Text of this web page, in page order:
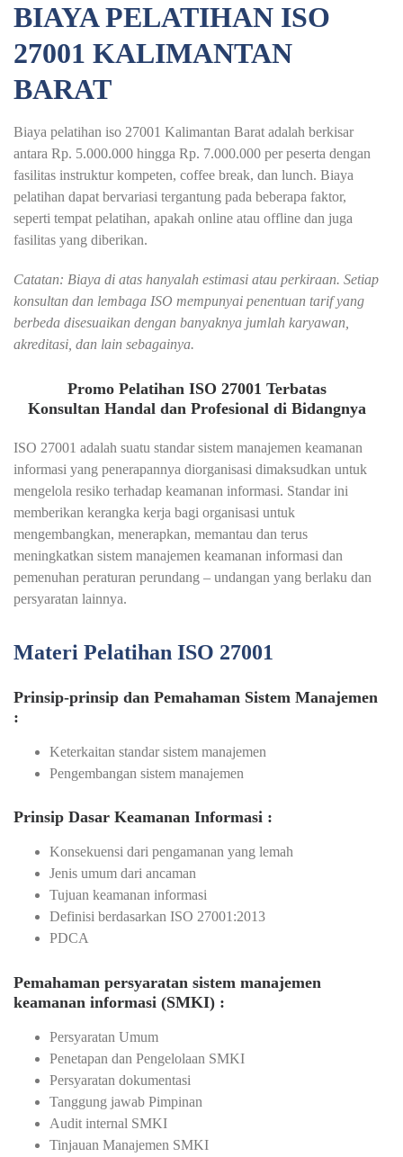
BIAYA PELATIHAN ISO
27001 KALIMANTAN
BARAT
Biaya pelatihan iso 27001 Kalimantan Barat adalah berkisar
antara Rp. 5.000.000 hingga Rp. 7.000.000 per peserta dengan
fasilitas instruktur kompeten, coffee break, dan lunch. Biaya
pelatihan dapat bervariasi tergantung pada beberapa faktor,
seperti tempat pelatihan, apakah online atau offline dan juga
fasilitas yang diberikan.
Catatan: Biaya di atas hanyalah estimasi atau perkiraan. Setiap
konsultan dan lembaga ISO mempunyai penentuan tarif yang
berbeda disesuaikan dengan banyaknya jumlah karyawan,
akreditasi, dan lain sebagainya.
Promo Pelatihan ISO 27001 Terbatas
Konsultan Handal dan Profesional di Bidangnya
ISO 27001 adalah suatu standar sistem manajemen keamanan
informasi yang penerapannya diorganisasi dimaksudkan untuk
mengelola resiko terhadap keamanan informasi. Standar ini
memberikan kerangka kerja bagi organisasi untuk
mengembangkan, menerapkan, memantau dan terus
meningkatkan sistem manajemen keamanan informasi dan
pemenuhan peraturan perundang – undangan yang berlaku dan
persyaratan lainnya.
Materi Pelatihan ISO 27001
Prinsip-prinsip dan Pemahaman Sistem Manajemen
:
Keterkaitan standar sistem manajemen
Pengembangan sistem manajemen
Prinsip Dasar Keamanan Informasi :
Konsekuensi dari pengamanan yang lemah
Jenis umum dari ancaman
Tujuan keamanan informasi
Definisi berdasarkan ISO 27001:2013
PDCA
Pemahaman persyaratan sistem manajemen
keamanan informasi (SMKI) :
Persyaratan Umum
Penetapan dan Pengelolaan SMKI
Persyaratan dokumentasi
Tanggung jawab Pimpinan
Audit internal SMKI
Tinjauan Manajemen SMKI